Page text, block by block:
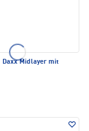
Daxx Midlayer mit